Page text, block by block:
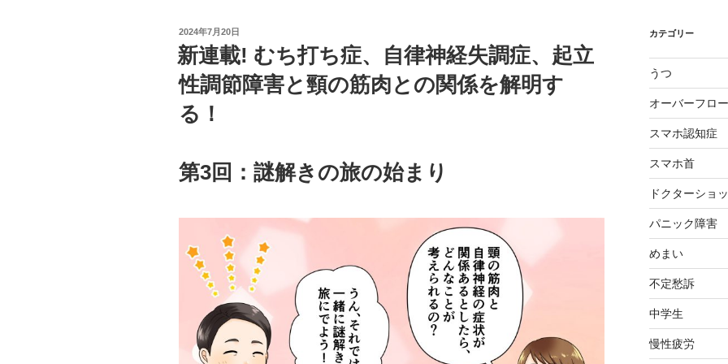
投
稿
日:
2024年7月20日
新連載! むち打ち症、自律神経失調症、起立
性調節障害と頸の筋肉との関係を解明す
る！
第3回：謎解きの旅の始まり
カテゴリー
うつ
オーバーフロ
スマホ認知症
スマホ首
ドクターショ
パニック障害
めまい
不定愁訴
中学生
慢性疲労